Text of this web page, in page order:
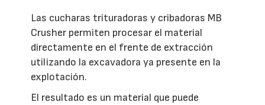
Las cucharas trituradoras y cribadoras MB
Crusher permiten procesar el material
directamente en el frente de extracción
utilizando la excavadora ya presente en la
explotación.
El resultado es un material que puede